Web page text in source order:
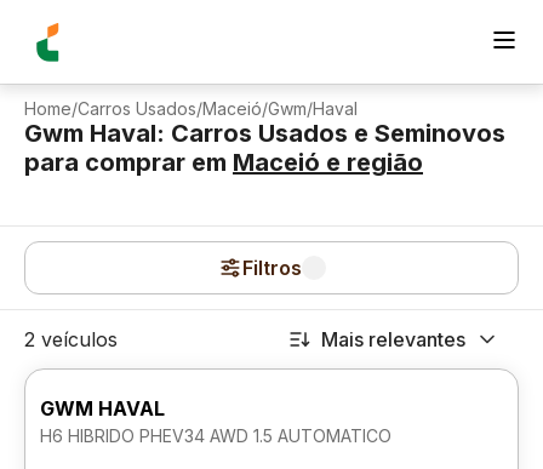
Home/Carros Usados/Maceió/Gwm/Haval
Gwm Haval: Carros Usados e Seminovos
para comprar em Maceió e região
Filtros
2 veículos Mais relevantes
GWM HAVAL
H6 HIBRIDO PHEV34 AWD 1.5 AUTOMATICO